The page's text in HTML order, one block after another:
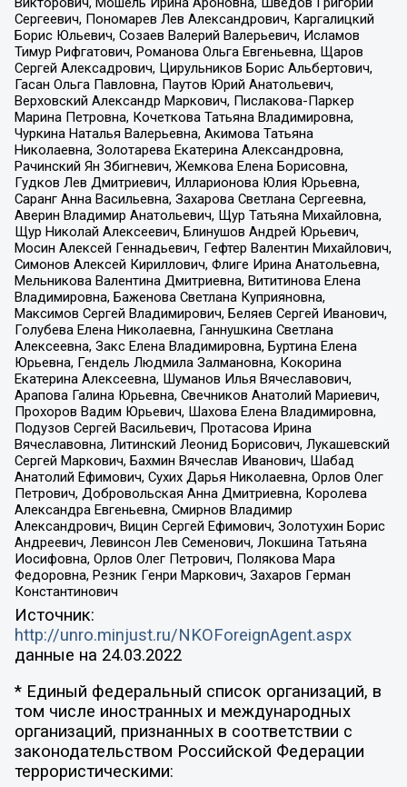
Сергеевич, Пономарев Лев Александрович, Каргалицкий
Борис Юльевич, Созаев Валерий Валерьевич, Исламов
Тимур Рифгатович, Романова Ольга Евгеньевна, Щаров
Сергей Алексадрович, Цирульников Борис Альбертович,
Гасан Ольга Павловна, Паутов Юрий Анатольевич,
Верховский Александр Маркович, Пислакова-Паркер
Марина Петровна, Кочеткова Татьяна Владимировна,
Чуркина Наталья Валерьевна, Акимова Татьяна
Николаевна, Золотарева Екатерина Александровна,
Рачинский Ян Збигневич, Жемкова Елена Борисовна,
Гудков Лев Дмитриевич, Илларионова Юлия Юрьевна,
Саранг Анна Васильевна, Захарова Светлана Сергеевна,
Аверин Владимир Анатольевич, Щур Татьяна Михайловна,
Щур Николай Алексеевич, Блинушов Андрей Юрьевич,
Мосин Алексей Геннадьевич, Гефтер Валентин Михайлович,
Симонов Алексей Кириллович, Флиге Ирина Анатольевна,
Мельникова Валентина Дмитриевна, Вититинова Елена
Владимировна, Баженова Светлана Куприяновна,
Максимов Сергей Владимирович, Беляев Сергей Иванович,
Голубева Елена Николаевна, Ганнушкина Светлана
Алексеевна, Закс Елена Владимировна, Буртина Елена
Юрьевна, Гендель Людмила Залмановна, Кокорина
Екатерина Алексеевна, Шуманов Илья Вячеславович,
Арапова Галина Юрьевна, Свечников Анатолий Мариевич,
Прохоров Вадим Юрьевич, Шахова Елена Владимировна,
Подузов Сергей Васильевич, Протасова Ирина
Вячеславовна, Литинский Леонид Борисович, Лукашевский
Сергей Маркович, Бахмин Вячеслав Иванович, Шабад
Анатолий Ефимович, Сухих Дарья Николаевна, Орлов Олег
Петрович, Добровольская Анна Дмитриевна, Королева
Александра Евгеньевна, Смирнов Владимир
Александрович, Вицин Сергей Ефимович, Золотухин Борис
Андреевич, Левинсон Лев Семенович, Локшина Татьяна
Иосифовна, Орлов Олег Петрович, Полякова Мара
Федоровна, Резник Генри Маркович, Захаров Герман
Константинович
Источник:
http://unro.minjust.ru/NKOForeignAgent.aspx
данные на 24.03.2022
* Единый федеральный список организаций, в
том числе иностранных и международных
организаций, признанных в соответствии с
законодательством Российской Федерации
террористическими: